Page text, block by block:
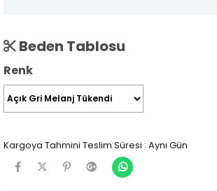
Beden Tablosu
Renk
Kargoya Tahmini Teslim Süresi : Aynı Gün